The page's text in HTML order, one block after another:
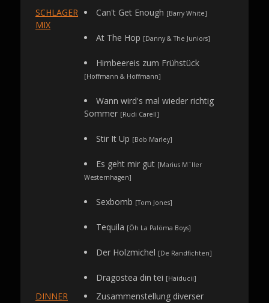
SCHLAGER
MIX
Can't Get Enough [Barry White]
At The Hop [Danny & The Juniors]
Himbeereis zum Frühstück
[Hoffmann & Hoffmann]
Wann wird's mal wieder richtig
Sommer [Rudi Carell]
Stir It Up [Bob Marley]
Es geht mir gut [Marius M¨ller
Westernhagen]
Sexbomb [Tom Jones]
Tequila [Öh La Palöma Boys]
Der Holzmichel [De Randfichten]
Dragostea din tei [Haiducii]
DINNER
Zusammenstellung diverser